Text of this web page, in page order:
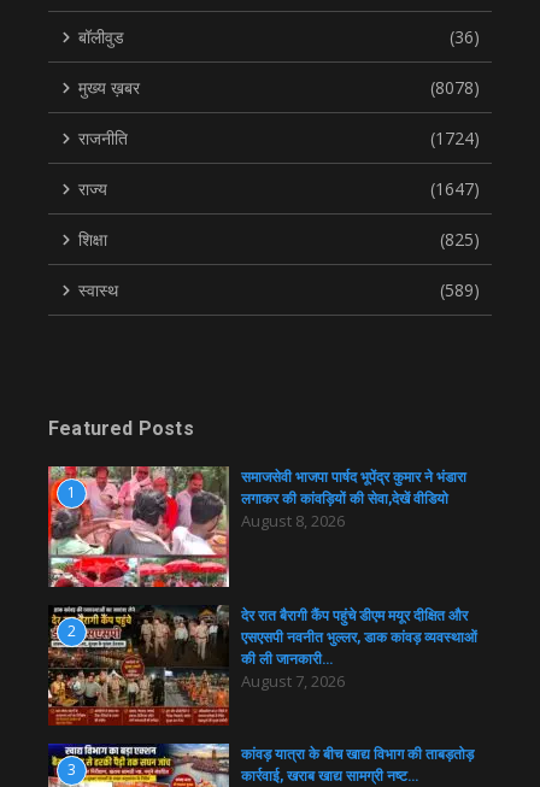
बॉलीवुड (36)
मुख्य ख़बर (8078)
राजनीति (1724)
राज्य (1647)
शिक्षा (825)
स्वास्थ (589)
Featured Posts
1
समाजसेवी भाजपा पार्षद भूपेंद्र कुमार ने भंडारा
लगाकर की कांवड़ियों की सेवा,देखें वीडियो
August 8, 2026
2
देर रात बैरागी कैंप पहुंचे डीएम मयूर दीक्षित और
एसएसपी नवनीत भुल्लर, डाक कांवड़ व्यवस्थाओं
की ली जानकारी…
August 7, 2026
3
कांवड़ यात्रा के बीच खाद्य विभाग की ताबड़तोड़
कार्रवाई, खराब खाद्य सामग्री नष्ट…